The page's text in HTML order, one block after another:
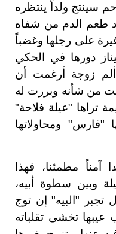
سينتج ولداً ينتظره
طعم الدم من شفاه
على رجلها وغضباً
دورها في الحكي
زوجة أرغمت أن
من شأنه وبررت له
تراها "عيلة فلاحة"
"فارس" ومحاولاتها
آمناً مطمئنا، فهذا
وبين سطوة أبيه،
تجبر "البيه" إن توج
عيبها تخشى تقلباته